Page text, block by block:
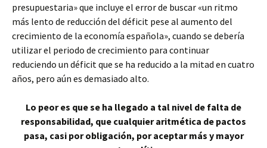
presupuestaria» que incluye el error de buscar «un ritmo
más lento de reducción del déficit pese al aumento del
crecimiento de la economía española», cuando se debería
utilizar el periodo de crecimiento para continuar
reduciendo un déficit que se ha reducido a la mitad en cuatro
años, pero aún es demasiado alto.
Lo peor es que se ha llegado a tal nivel de falta de
responsabilidad, que cualquier aritmética de pactos
pasa, casi por obligación, por aceptar más y mayor